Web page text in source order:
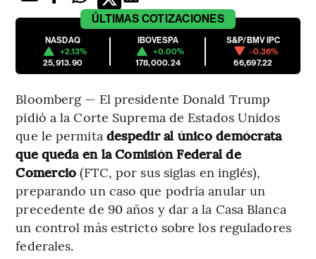
ÚLTIMAS COTIZACIONES
NASDAQ
+2.13%
25,913.90
IBOVESPA
+0.00%
178,000.24
S&P/BMV IPC
-0.36%
66,697.22
Bloomberg — El presidente Donald Trump
pidió a la Corte Suprema de Estados Unidos
que le permita despedir al único demócrata
que queda en la Comisión Federal de
Comercio (FTC, por sus siglas en inglés),
preparando un caso que podría anular un
precedente de 90 años y dar a la Casa Blanca
un control más estricto sobre los reguladores
federales.